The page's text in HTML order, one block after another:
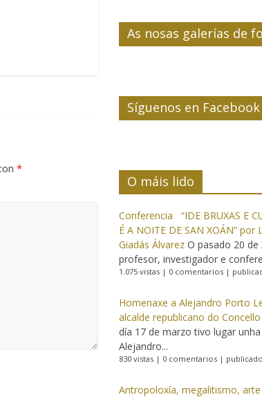
*
As nosas galerías de
Síguenos en Facebook
O máis lido
Conferencia “IDE BRUXAS E
É A NOITE DE SAN XOÁN” por
Giadás Álvarez O pasado 20 de
profesor, investigador e
1.075 vistas | 0 comentarios |
Homenaxe a Alejandro Porto
alcalde republicano do
día 17 de marzo tivo lugar
Alejandro...
830 vistas | 0 comentarios |
Antropoloxía, megalitismo,